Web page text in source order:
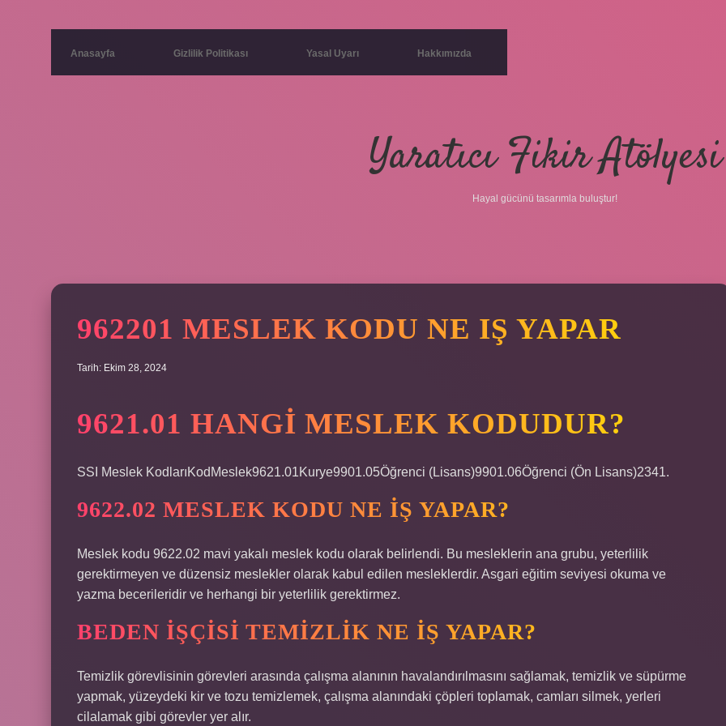
Anasayfa Gizlilik Politikası Yasal Uyarı Hakkımızda
Yaratıcı Fikir Atölyesi
Hayal gücünü tasarımla buluştur!
962201 MESLEK KODU NE IŞ YAPAR
Tarih: Ekim 28, 2024
9621.01 HANGI MESLEK KODUDUR?
SSI Meslek KodlarıKodMeslek9621.01Kurye9901.05Öğrenci (Lisans)9901.06Öğrenci (Ön Lisans)2341.
9622.02 MESLEK KODU NE IŞ YAPAR?
Meslek kodu 9622.02 mavi yakalı meslek kodu olarak belirlendi. Bu mesleklerin ana grubu, yeterlilik
gerektirmeyen ve düzensiz meslekler olarak kabul edilen mesleklerdir. Asgari eğitim seviyesi okuma ve
yazma becerileridir ve herhangi bir yeterlilik gerektirmez.
BEDEN IŞÇISI TEMIZLIK NE IŞ YAPAR?
Temizlik görevlisinin görevleri arasında çalışma alanının havalandırılmasını sağlamak, temizlik ve süpürme
yapmak, yüzeydeki kir ve tozu temizlemek, çalışma alanındaki çöpleri toplamak, camları silmek, yerleri
cilalamak gibi görevler yer alır.